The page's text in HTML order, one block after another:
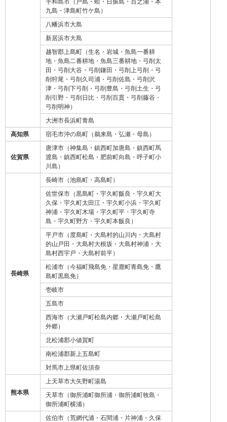
宇和島市（戸島・蛤・日振島・百之浦・本
九島・津島町竹ケ島）
八幡浜市大島
新居浜市大島
越智郡上島町（生名・岩城・魚島一番耕
地・魚島二番耕地・魚島三番耕地・弓削太
田・弓削大谷・弓削鎌田・弓削上弓削・弓
削狩尾・弓削久司浦・弓削佐島・弓削沢
津・弓削下弓削・弓削豊島・弓削土生・弓
削引野・弓削日比・弓削百貫・弓削藤谷・
弓削明神）
大洲市長浜町青島
高知県
宿毛市沖の島町（鵜来島・弘瀬・母島）
佐賀県
唐津市（神集島・鎮西町加唐島・鎮西町馬
渡島・鎮西町松島・肥前町向島・呼子町小
川島）
長崎県
長崎市（池島町・高島町）
佐世保市（黒島町・宇久町飯良・宇久町大
久保・宇久町太田江・宇久町小浜・宇久町
神浦・宇久町木場・宇久町平・宇久町寺
島・宇久町野方・宇久町本飯良）
平戸市（度島町・大島村的山川内・大島村
的山戸田・大島村大根坂・大島村神浦・大
島村西宇戸・大島村前平）
松浦市（今福町飛島免・星鹿町青島免・鷹
島町黒島免）
壱岐市
五島市
西海市（大瀬戸町松島内郷・大瀬戸町松島
外郷）
北松浦郡小値賀町
南松浦郡新上五島町
対馬市上県町佐須奈
熊本県
上天草市大矢野町湯島
天草市（御所浦町御所浦・御所浦町牧島・
御所浦町横浦）
佐伯市（荒網代浦・石間浦・片神浦・久保